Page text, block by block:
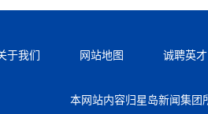
于我们 网站地图 诚聘英才
本网站内容归星岛新闻集团